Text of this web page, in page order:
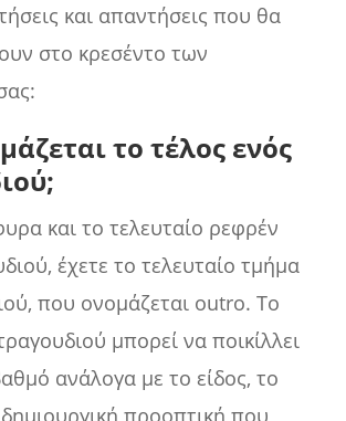
και απαντήσεις που θα
στο κρεσέντο των
το τέλος ενός
και το τελευταίο ρεφρέν
έχετε το τελευταίο τμήμα
που ονομάζεται outro. Το
μπορεί να ποικίλλει
ανάλογα με το είδος, το
προοπτική που